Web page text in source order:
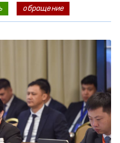
обращение